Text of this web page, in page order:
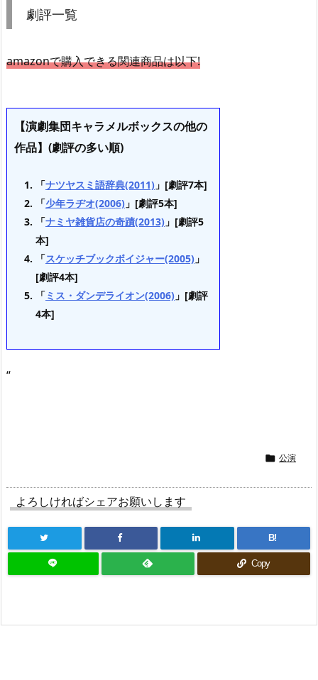
劇評一覧
amazonで購入できる関連商品は以下!
【演劇集団キャラメルボックスの他の
作品】(劇評の多い順)
「ナツヤスミ語辞典(2011) 」[劇評7本]
「少年ラヂオ(2006) 」[劇評5本]
「ナミヤ雑貨店の奇蹟(2013) 」[劇評5
本]
「スケッチブックボイジャー(2005) 」
[劇評4本]
「ミス・ダンデライオン(2006) 」[劇評
4本]
“
 公演
よろしければシェアお願いします
B!
Copy